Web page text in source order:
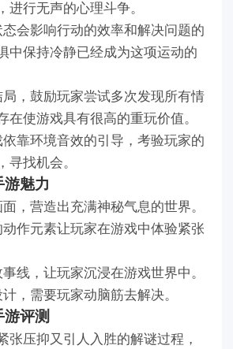
进行无声的心理斗争。
会影响行动的效率和解决问题的
中保持冷静已经成为这项运动的
，鼓励玩家尝试多次发现所有情
在使游戏具有很高的重玩价值。
靠环境音效的引导，考验玩家的
找机会。
魅力
，营造出充满神秘气息的世界。
作元素让玩家在游戏中体验紧张
线，让玩家沉浸在游戏世界中。
，需要玩家动脑筋去解决。
游评测
张压抑又引人入胜的解谜过程，